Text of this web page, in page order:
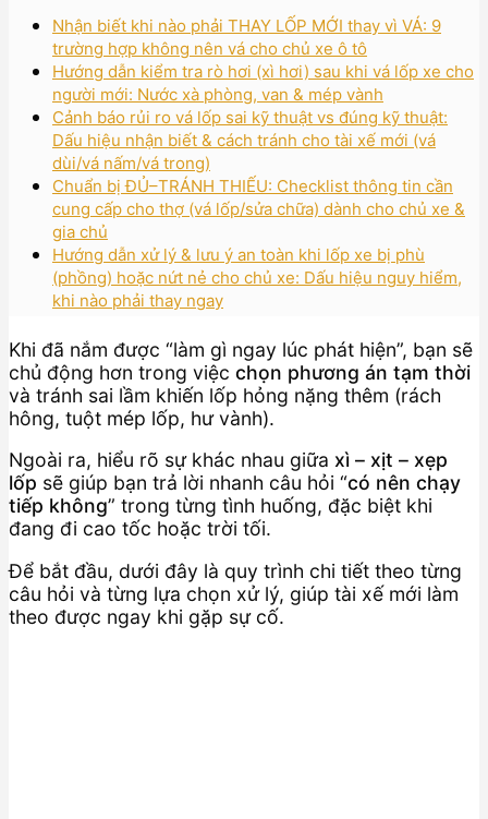
Nhận biết khi nào phải THAY LỐP MỚI thay vì VÁ: 9
trường hợp không nên vá cho chủ xe ô tô
Hướng dẫn kiểm tra rò hơi (xì hơi) sau khi vá lốp xe cho
người mới: Nước xà phòng, van & mép vành
Cảnh báo rủi ro vá lốp sai kỹ thuật vs đúng kỹ thuật:
Dấu hiệu nhận biết & cách tránh cho tài xế mới (vá
dùi/vá nấm/vá trong)
Chuẩn bị ĐỦ–TRÁNH THIẾU: Checklist thông tin cần
cung cấp cho thợ (vá lốp/sửa chữa) dành cho chủ xe &
gia chủ
Hướng dẫn xử lý & lưu ý an toàn khi lốp xe bị phù
(phồng) hoặc nứt nẻ cho chủ xe: Dấu hiệu nguy hiểm,
khi nào phải thay ngay
Khi đã nắm được “làm gì ngay lúc phát hiện”, bạn sẽ
chủ động hơn trong việc chọn phương án tạm thời
và tránh sai lầm khiến lốp hỏng nặng thêm (rách
hông, tuột mép lốp, hư vành).
Ngoài ra, hiểu rõ sự khác nhau giữa xì – xịt – xẹp
lốp sẽ giúp bạn trả lời nhanh câu hỏi “có nên chạy
tiếp không” trong từng tình huống, đặc biệt khi
đang đi cao tốc hoặc trời tối.
Để bắt đầu, dưới đây là quy trình chi tiết theo từng
câu hỏi và từng lựa chọn xử lý, giúp tài xế mới làm
theo được ngay khi gặp sự cố.